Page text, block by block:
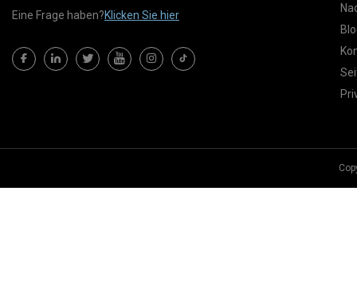
Eine Frage haben?Klicken Sie hier